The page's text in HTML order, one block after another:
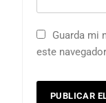
Guarda mi
este